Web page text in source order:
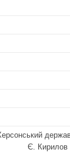
Є. Кирилов